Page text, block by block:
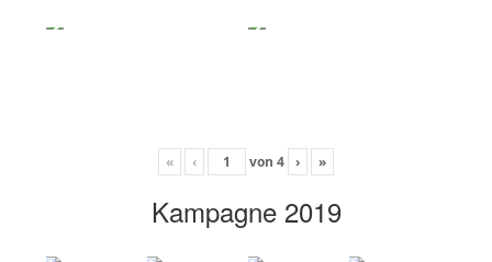
« ‹ von 4 › »
Kampagne 2019